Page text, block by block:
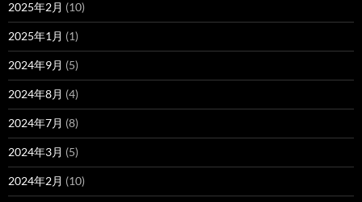
2025年2月 (10)
2025年1月 (1)
2024年9月 (5)
2024年8月 (4)
2024年7月 (8)
2024年3月 (5)
2024年2月 (10)